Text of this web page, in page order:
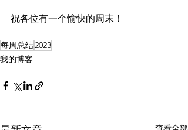
祝各位有一个愉快的周末！
每周总结2023
我的博客